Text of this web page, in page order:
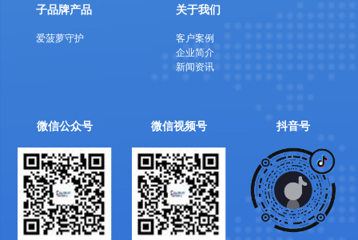
子品牌产品
爱菠萝守护
关于我们
客户案例
企业简介
新闻资讯
微信公众号 微信视频号 抖音号